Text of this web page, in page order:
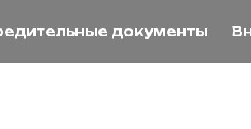
документы